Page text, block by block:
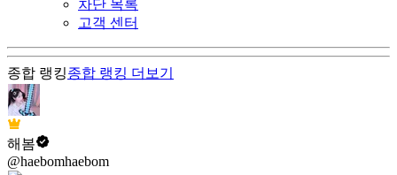
차단 목록
고객 센터
종합 랭킹종합 랭킹 더보기
해봄
@haebomhaebom